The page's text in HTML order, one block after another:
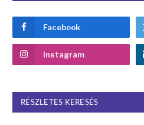
Facebook
Instagram
RÉSZLETES KERESÉS